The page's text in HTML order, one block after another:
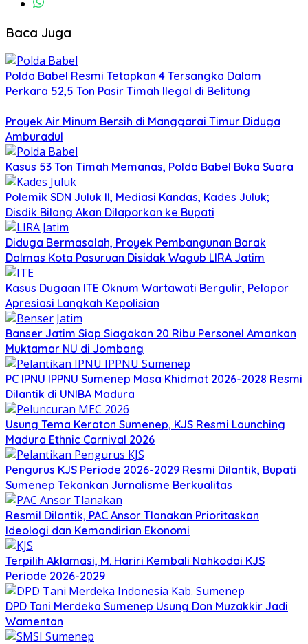
Baca Juga
Polda Babel Resmi Tetapkan 4 Tersangka Dalam
Perkara 52,5 Ton Pasir Timah Ilegal di Belitung
Proyek Air Minum Bersih di Manggarai Timur Diduga
Amburadul
Kasus 53 Ton Timah Memanas, Polda Babel Buka Suara
Polemik SDN Juluk II, Mediasi Kandas, Kades Juluk;
Disdik Bilang Akan Dilaporkan ke Bupati
Diduga Bermasalah, Proyek Pembangunan Barak
Dalmas Kota Pasuruan Disidak Wagub LIRA Jatim
Kasus Dugaan ITE Oknum Wartawati Bergulir, Pelapor
Apresiasi Langkah Kepolisian
Banser Jatim Siap Siagakan 20 Ribu Personel Amankan
Muktamar NU di Jombang
PC IPNU IPPNU Sumenep Masa Khidmat 2026-2028 Resmi
Dilantik di UNIBA Madura
Usung Tema Keraton Sumenep, KJS Resmi Launching
Madura Ethnic Carnival 2026
Pengurus KJS Periode 2026-2029 Resmi Dilantik, Bupati
Sumenep Tekankan Jurnalisme Berkualitas
Resmil Dilantik, PAC Ansor Tlanakan Prioritaskan
Ideologi dan Kemandirian Ekonomi
Terpilih Aklamasi, M. Hariri Kembali Nahkodai KJS
Periode 2026-2029
DPD Tani Merdeka Sumenep Usung Don Muzakkir Jadi
Wamentan